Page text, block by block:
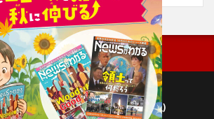
プライバシーポリシー(毎日新聞出版)